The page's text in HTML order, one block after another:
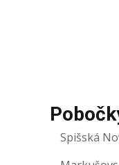
Spišská